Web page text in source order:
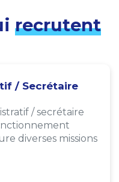
recrutent
/ Secrétaire
/ secrétaire
diverses missions